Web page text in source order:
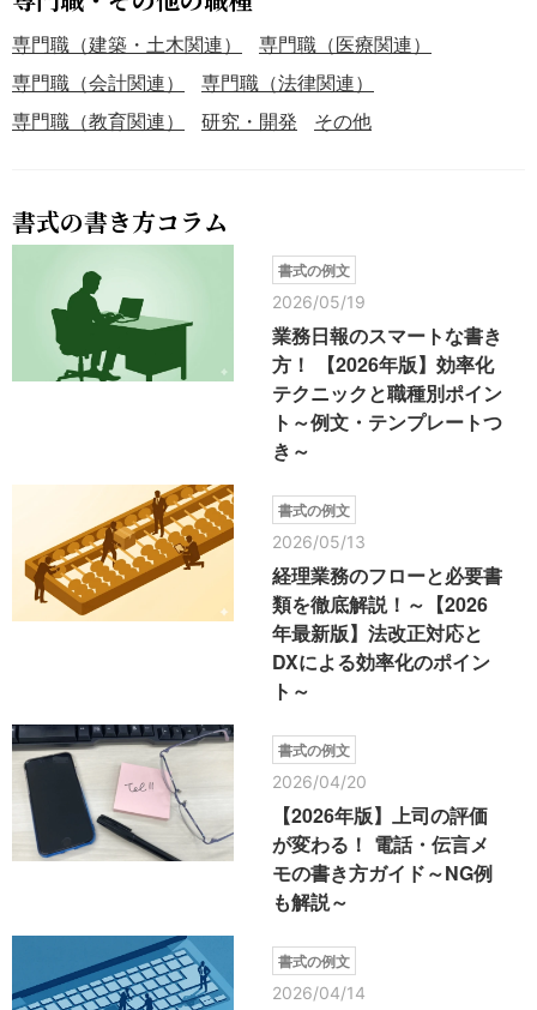
専門職（建築・土木関連）
専門職（医療関連）
専門職（会計関連）
専門職（法律関連）
専門職（教育関連）
研究・開発 その他
書式の書き方コラム
書式の例文
2026/05/19
業務日報のスマートな書き
方！ 【2026年版】効率化
テクニックと職種別ポイン
ト～例文・テンプレートつ
き～
書式の例文
2026/05/13
経理業務のフローと必要書
類を徹底解説！～【2026
年最新版】法改正対応と
DXによる効率化のポイン
ト～
書式の例文
2026/04/20
【2026年版】上司の評価
が変わる！ 電話・伝言メ
モの書き方ガイド～NG例
も解説～
書式の例文
2026/04/14